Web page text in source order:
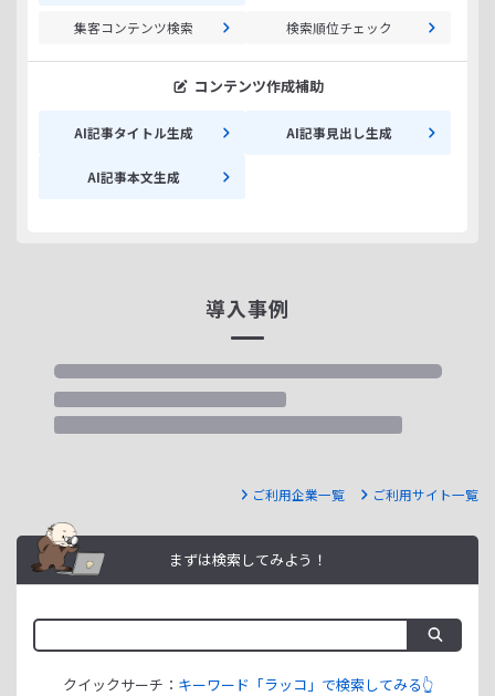
集客コンテンツ検索 検索順位チェック
コンテンツ作成補助
AI記事タイトル生成 AI記事見出し生成
AI記事本文生成
導入事例
ご利用企業一覧 ご利用サイト一覧
まずは検索してみよう！
クイックサーチ： キーワード「ラッコ」で検索してみる👆